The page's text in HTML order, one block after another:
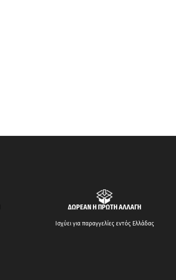
ΔΩΡΕΑΝ Η ΠΡΩΤΗ ΑΛΛΑΓΗ
Ισχύει για παραγγελίες εντός Ελλάδας